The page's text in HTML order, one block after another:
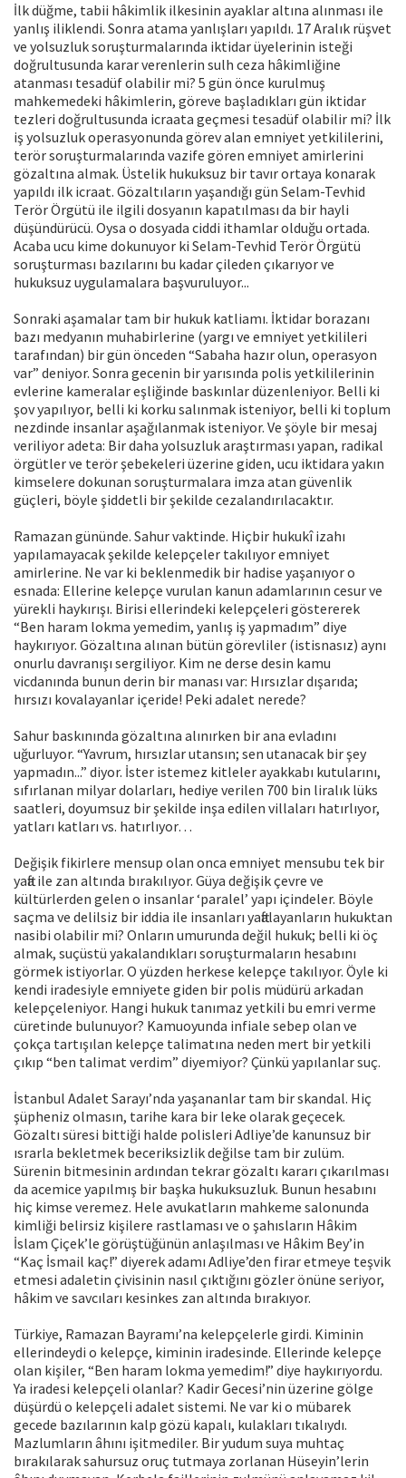
İlk düğme, tabii hâkimlik ilkesinin ayaklar altına alınması ile
yanlış iliklendi. Sonra atama yanlışları yapıldı. 17 Aralık rüşvet
ve yolsuzluk soruşturmalarında iktidar üyelerinin isteği
doğrultusunda karar verenlerin sulh ceza hâkimliğine
atanması tesadüf olabilir mi? 5 gün önce kurulmuş
mahkemedeki hâkimlerin, göreve başladıkları gün iktidar
tezleri doğrultusunda icraata geçmesi tesadüf olabilir mi? İlk
iş yolsuzluk operasyonunda görev alan emniyet yetkililerini,
terör soruşturmalarında vazife gören emniyet amirlerini
gözaltına almak. Üstelik hukuksuz bir tavır ortaya konarak
yapıldı ilk icraat. Gözaltıların yaşandığı gün Selam-Tevhid
Terör Örgütü ile ilgili dosyanın kapatılması da bir hayli
düşündürücü. Oysa o dosyada ciddi ithamlar olduğu ortada.
Acaba ucu kime dokunuyor ki Selam-Tevhid Terör Örgütü
soruşturması bazılarını bu kadar çileden çıkarıyor ve
hukuksuz uygulamalara başvuruluyor...
Sonraki aşamalar tam bir hukuk katliamı. İktidar borazanı
bazı medyanın muhabirlerine (yargı ve emniyet yetkilileri
tarafından) bir gün önceden “Sabaha hazır olun, operasyon
var” deniyor. Sonra gecenin bir yarısında polis yetkililerinin
evlerine kameralar eşliğinde baskınlar düzenleniyor. Belli ki
şov yapılıyor, belli ki korku salınmak isteniyor, belli ki toplum
nezdinde insanlar aşağılanmak isteniyor. Ve şöyle bir mesaj
veriliyor adeta: Bir daha yolsuzluk araştırması yapan, radikal
örgütler ve terör şebekeleri üzerine giden, ucu iktidara yakın
kimselere dokunan soruşturmalara imza atan güvenlik
güçleri, böyle şiddetli bir şekilde cezalandırılacaktır.
Ramazan gününde. Sahur vaktinde. Hiçbir hukukî izahı
yapılamayacak şekilde kelepçeler takılıyor emniyet
amirlerine. Ne var ki beklenmedik bir hadise yaşanıyor o
esnada: Ellerine kelepçe vurulan kanun adamlarının cesur ve
yürekli haykırışı. Birisi ellerindeki kelepçeleri göstererek
“Ben haram lokma yemedim, yanlış iş yapmadım” diye
haykırıyor. Gözaltına alınan bütün görevliler (istisnasız) aynı
onurlu davranışı sergiliyor. Kim ne derse desin kamu
vicdanında bunun derin bir manası var: Hırsızlar dışarıda;
hırsızı kovalayanlar içeride! Peki adalet nerede?
Sahur baskınında gözaltına alınırken bir ana evladını
uğurluyor. “Yavrum, hırsızlar utansın; sen utanacak bir şey
yapmadın...” diyor. İster istemez kitleler ayakkabı kutularını,
sıfırlanan milyar dolarları, hediye verilen 700 bin liralık lüks
saatleri, doyumsuz bir şekilde inşa edilen villaları hatırlıyor,
yatları katları vs. hatırlıyor…
Değişik fikirlere mensup olan onca emniyet mensubu tek bir
yafta ile zan altında bırakılıyor. Güya değişik çevre ve
kültürlerden gelen o insanlar ‘paralel’ yapı içindeler. Böyle
saçma ve delilsiz bir iddia ile insanları yaftalayanların hukuktan
nasibi olabilir mi? Onların umurunda değil hukuk; belli ki öç
almak, suçüstü yakalandıkları soruşturmaların hesabını
görmek istiyorlar. O yüzden herkese kelepçe takılıyor. Öyle ki
kendi iradesiyle emniyete giden bir polis müdürü arkadan
kelepçeleniyor. Hangi hukuk tanımaz yetkili bu emri verme
cüretinde bulunuyor? Kamuoyunda infiale sebep olan ve
çokça tartışılan kelepçe talimatına neden mert bir yetkili
çıkıp “ben talimat verdim” diyemiyor? Çünkü yapılanlar suç.
İstanbul Adalet Sarayı’nda yaşananlar tam bir skandal. Hiç
şüpheniz olmasın, tarihe kara bir leke olarak geçecek.
Gözaltı süresi bittiği halde polisleri Adliye’de kanunsuz bir
ısrarla bekletmek beceriksizlik değilse tam bir zulüm.
Sürenin bitmesinin ardından tekrar gözaltı kararı çıkarılması
da acemice yapılmış bir başka hukuksuzluk. Bunun hesabını
hiç kimse veremez. Hele avukatların mahkeme salonunda
kimliği belirsiz kişilere rastlaması ve o şahısların Hâkim
İslam Çiçek’le görüştüğünün anlaşılması ve Hâkim Bey’in
“Kaç İsmail kaç!” diyerek adamı Adliye’den firar etmeye teşvik
etmesi adaletin çivisinin nasıl çıktığını gözler önüne seriyor,
hâkim ve savcıları kesinkes zan altında bırakıyor.
Türkiye, Ramazan Bayramı’na kelepçelerle girdi. Kiminin
ellerindeydi o kelepçe, kiminin iradesinde. Ellerinde kelepçe
olan kişiler, “Ben haram lokma yemedim!” diye haykırıyordu.
Ya iradesi kelepçeli olanlar? Kadir Gecesi’nin üzerine gölge
düşürdü o kelepçeli adalet sistemi. Ne var ki o mübarek
gecede bazılarının kalp gözü kapalı, kulakları tıkalıydı.
Mazlumların âhını işitmediler. Bir yudum suya muhtaç
bırakılarak sahursuz oruç tutmaya zorlanan Hüseyin’lerin